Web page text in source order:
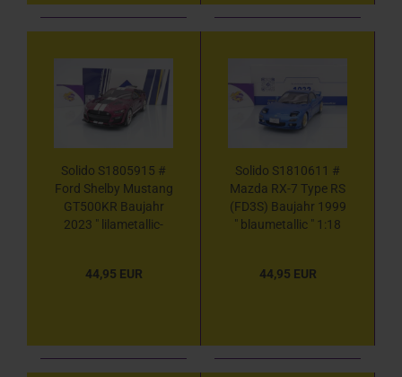
Solido S1805915 #
Ford Shelby Mustang
GT500KR Baujahr
2023 " lilametallic-
44,95 EUR
Solido S1810611 #
Mazda RX-7 Type RS
(FD3S) Baujahr 1999
" blaumetallic " 1:18
44,95 EUR